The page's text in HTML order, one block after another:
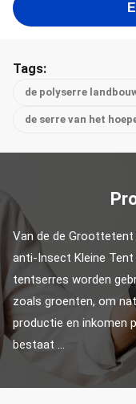
Tags:
de polyserre
de serre van het
Van de de Groottetent
anti-Insect Kleine Tent
tentserres worden
zoals groenten, om
productie en inkomen
bestaat ...